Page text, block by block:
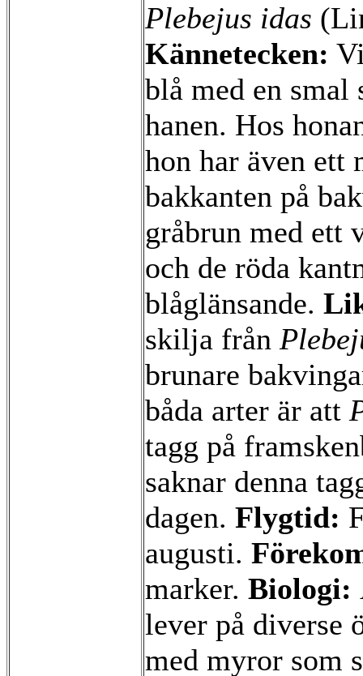
Plebejus idas
Kännetecken:
blå med en smal
hanen. Hos
hon har även ett
bakkanten på
gråbrun med ett
och de röda
blåglänsande.
skilja från
brunare
båda arter är att
tagg på
saknar denna
dagen. Flygtid:
augusti.
marker. Biologi:
lever på diverse
med myror som